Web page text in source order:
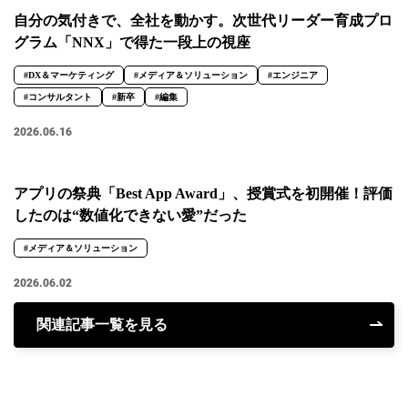
自分の気付きで、全社を動かす。次世代リーダー育成プロ
グラム「NNX」で得た一段上の視座
#DX＆マーケティング #メディア＆ソリューション #エンジニア
#コンサルタント #新卒 #編集
2026.06.16
アプリの祭典「Best App Award」、授賞式を初開催！評価
したのは“数値化できない愛”だった
#メディア＆ソリューション
2026.06.02
関連記事一覧を見る